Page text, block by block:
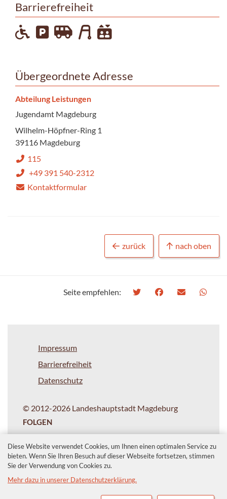
Diese Website verwendet Cookies, um Ihnen einen optimalen Service zu
bieten. Wenn Sie Ihren Besuch auf dieser Webseite fortsetzen, stimmen
Sie der Verwendung von Cookies zu.
Mehr dazu in unserer Datenschutzerklärung.
Barrierefreiheit
Übergeordnete Adresse
Abteilung Leistungen
Jugendamt Magdeburg
Wilhelm-Höpfner-Ring 1
39116 Magdeburg
115
+49 391 540-2312
Kontaktformular
zurück nach oben
Seite empfehlen:
Impressum
Barrierefreiheit
Datenschutz
© 2012-2026 Landeshauptstadt Magdeburg
FOLGEN